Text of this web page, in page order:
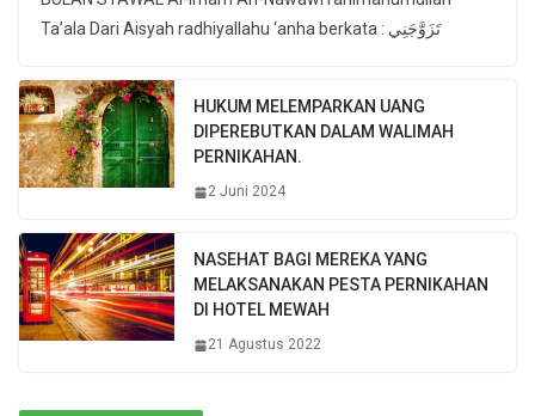
Ta’ala Dari Aisyah radhiyallahu ‘anha berkata : تَزَوَّجَنِي
HUKUM MELEMPARKAN UANG
DIPEREBUTKAN DALAM WALIMAH
PERNIKAHAN.
2 Juni 2024
NASEHAT BAGI MEREKA YANG
MELAKSANAKAN PESTA PERNIKAHAN
DI HOTEL MEWAH
21 Agustus 2022